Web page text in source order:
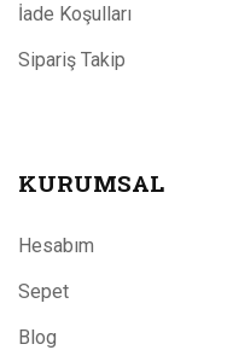
İade Koşulları
Sipariş Takip
KURUMSAL
Hesabım
Sepet
Blog